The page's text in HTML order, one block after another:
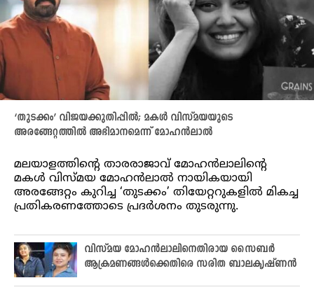
‘തുടക്കം’ വിജയക്കുതിപ്പിൽ; മകൾ വിസ്മയയുടെ
അരങ്ങേറ്റത്തിൽ അഭിമാനമെന്ന് മോഹൻലാൽ
മലയാളത്തിന്റെ താരരാജാവ് മോഹൻലാലിന്റെ
മകൾ വിസ്മയ മോഹൻലാൽ നായികയായി
അരങ്ങേറ്റം കുറിച്ച ‘തുടക്കം’ തിയേറ്ററുകളിൽ മികച്ച
പ്രതികരണത്തോടെ പ്രദർശനം തുടരുന്നു.
വിസ്മയ മോഹൻലാലിനെതിരായ സൈബർ
ആക്രമണങ്ങൾക്കെതിരെ സരിത ബാലകൃഷ്ണൻ